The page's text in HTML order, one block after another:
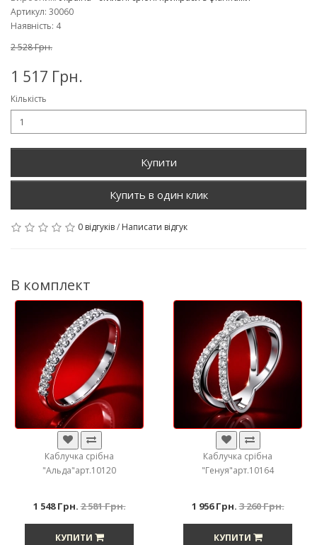
Артикул: 30060
Наявність: 4
2 528 Грн.
1 517 Грн.
Кількість
Купити
0 відгуків/ Написати відгук
В комплект
Каблучка срібна
"Альда"арт.10120
1 548 Грн.2 581 Грн.
КУПИТИ
Каблучка срібна
"Генуя"арт.10164
1 956 Грн.3 260 Грн.
КУПИТИ